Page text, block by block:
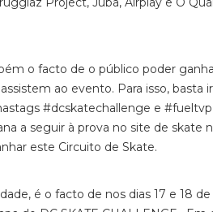
o facto de o público poder
ao evento. Para isso,
#dcskatechallenge e
a seguir à prova no site de
este Circuito de Skate.
é o facto de nos dias 17 e 18